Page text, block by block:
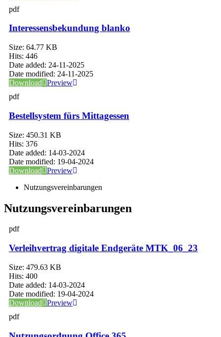
pdf
Interessensbekundung blanko
Size: 64.77 KB
Hits: 446
Date added: 24-11-2025
Date modified: 24-11-2025
Download
Preview
pdf
Bestellsystem fürs Mittagessen
Size: 450.31 KB
Hits: 376
Date added: 14-03-2024
Date modified: 19-04-2024
Download
Preview
Nutzungsvereinbarungen
Nutzungsvereinbarungen
pdf
Verleihvertrag digitale Endgeräte MTK_06_23
Size: 479.63 KB
Hits: 400
Date added: 14-03-2024
Date modified: 19-04-2024
Download
Preview
pdf